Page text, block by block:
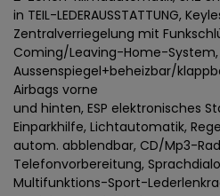
in TEIL-LEDERAUSSTATTUNG,
Zentralverriegelung mit
Coming/Leaving-Home-System,
Aussenspiegel+beheizbar/
Airbags vorne
und hinten, ESP elektronisches
Einparkhilfe, Lichtautomatik,
autom. abblendbar, CD/Mp3-
Telefonvorbereitung,
Multifunktions-Sport-